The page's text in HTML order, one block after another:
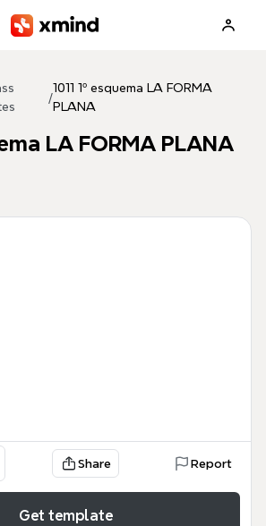
/
1011 1º esquema LA FORMA
PLANA
LA FORMA PLANA
Share Report
Get template